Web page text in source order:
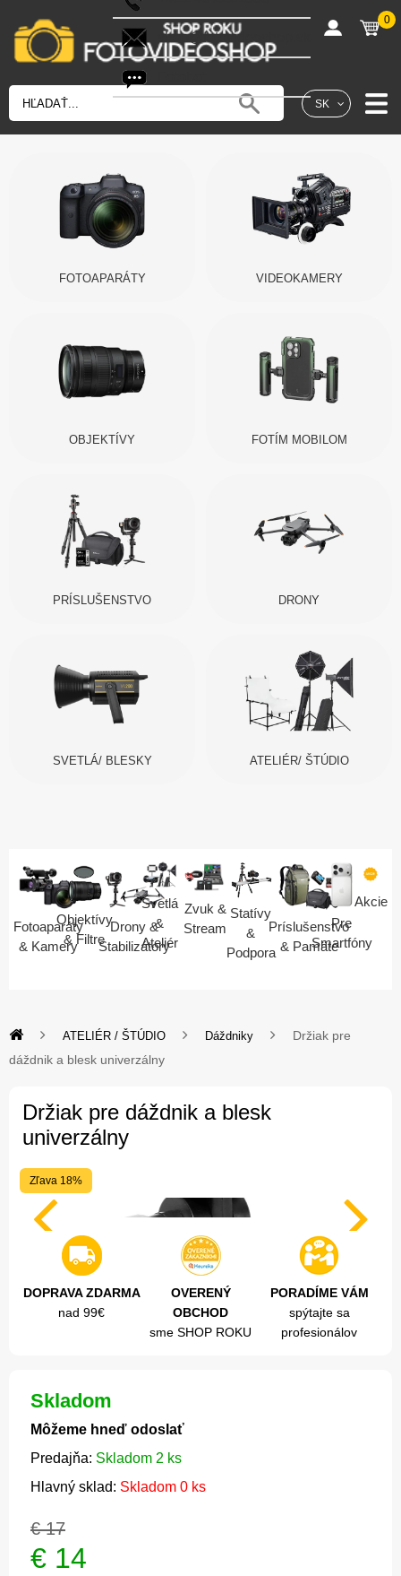
SK
shop@fotovideoshop.sk
0
FOTOAPARÁTY VIDEOKAMERY
OBJEKTÍVY FOTÍM MOBILOM
PRÍSLUŠENSTVO DRONY
SVETLÁ/ BLESKY ATELIÉR/ ŠTÚDIO
Fotoaparáty
& Kamery
Objektívy
& Filtre
Drony &
Stabilizátory
Svetlá
&
Ateliér
Zvuk &
Stream
Statívy
&
Podpora
Príslušenstvo
& Pamäte
Pre
Smartfóny
Akcie
ATELIÉR / ŠTÚDIO Dáždniky
Držiak pre
dáždnik a blesk univerzálny
Držiak pre dáždnik a blesk
univerzálny
Zľava 18%
DOPRAVA ZDARMA
nad 99€
OVERENÝ
OBCHOD
sme SHOP ROKU
PORADÍME VÁM
spýtajte sa
profesionálov
Skladom
Môžeme hneď odoslať
Predajňa: Skladom 2 ks
Hlavný sklad: Skladom 0 ks
€ 17
€ 14